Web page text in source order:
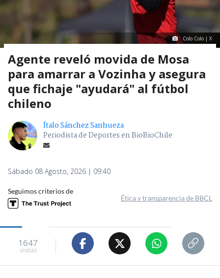
Colo Colo | X
Agente reveló movida de Mosa
para amarrar a Vozinha y asegura
que fichaje "ayudará" al fútbol
chileno
Ítalo Sánchez Sanhueza
Periodista de Deportes en BioBioChile
Sábado 08 Agosto, 2026 | 09:40
Seguimos criterios de
Ética y transparencia de BBCL
1647
visitas